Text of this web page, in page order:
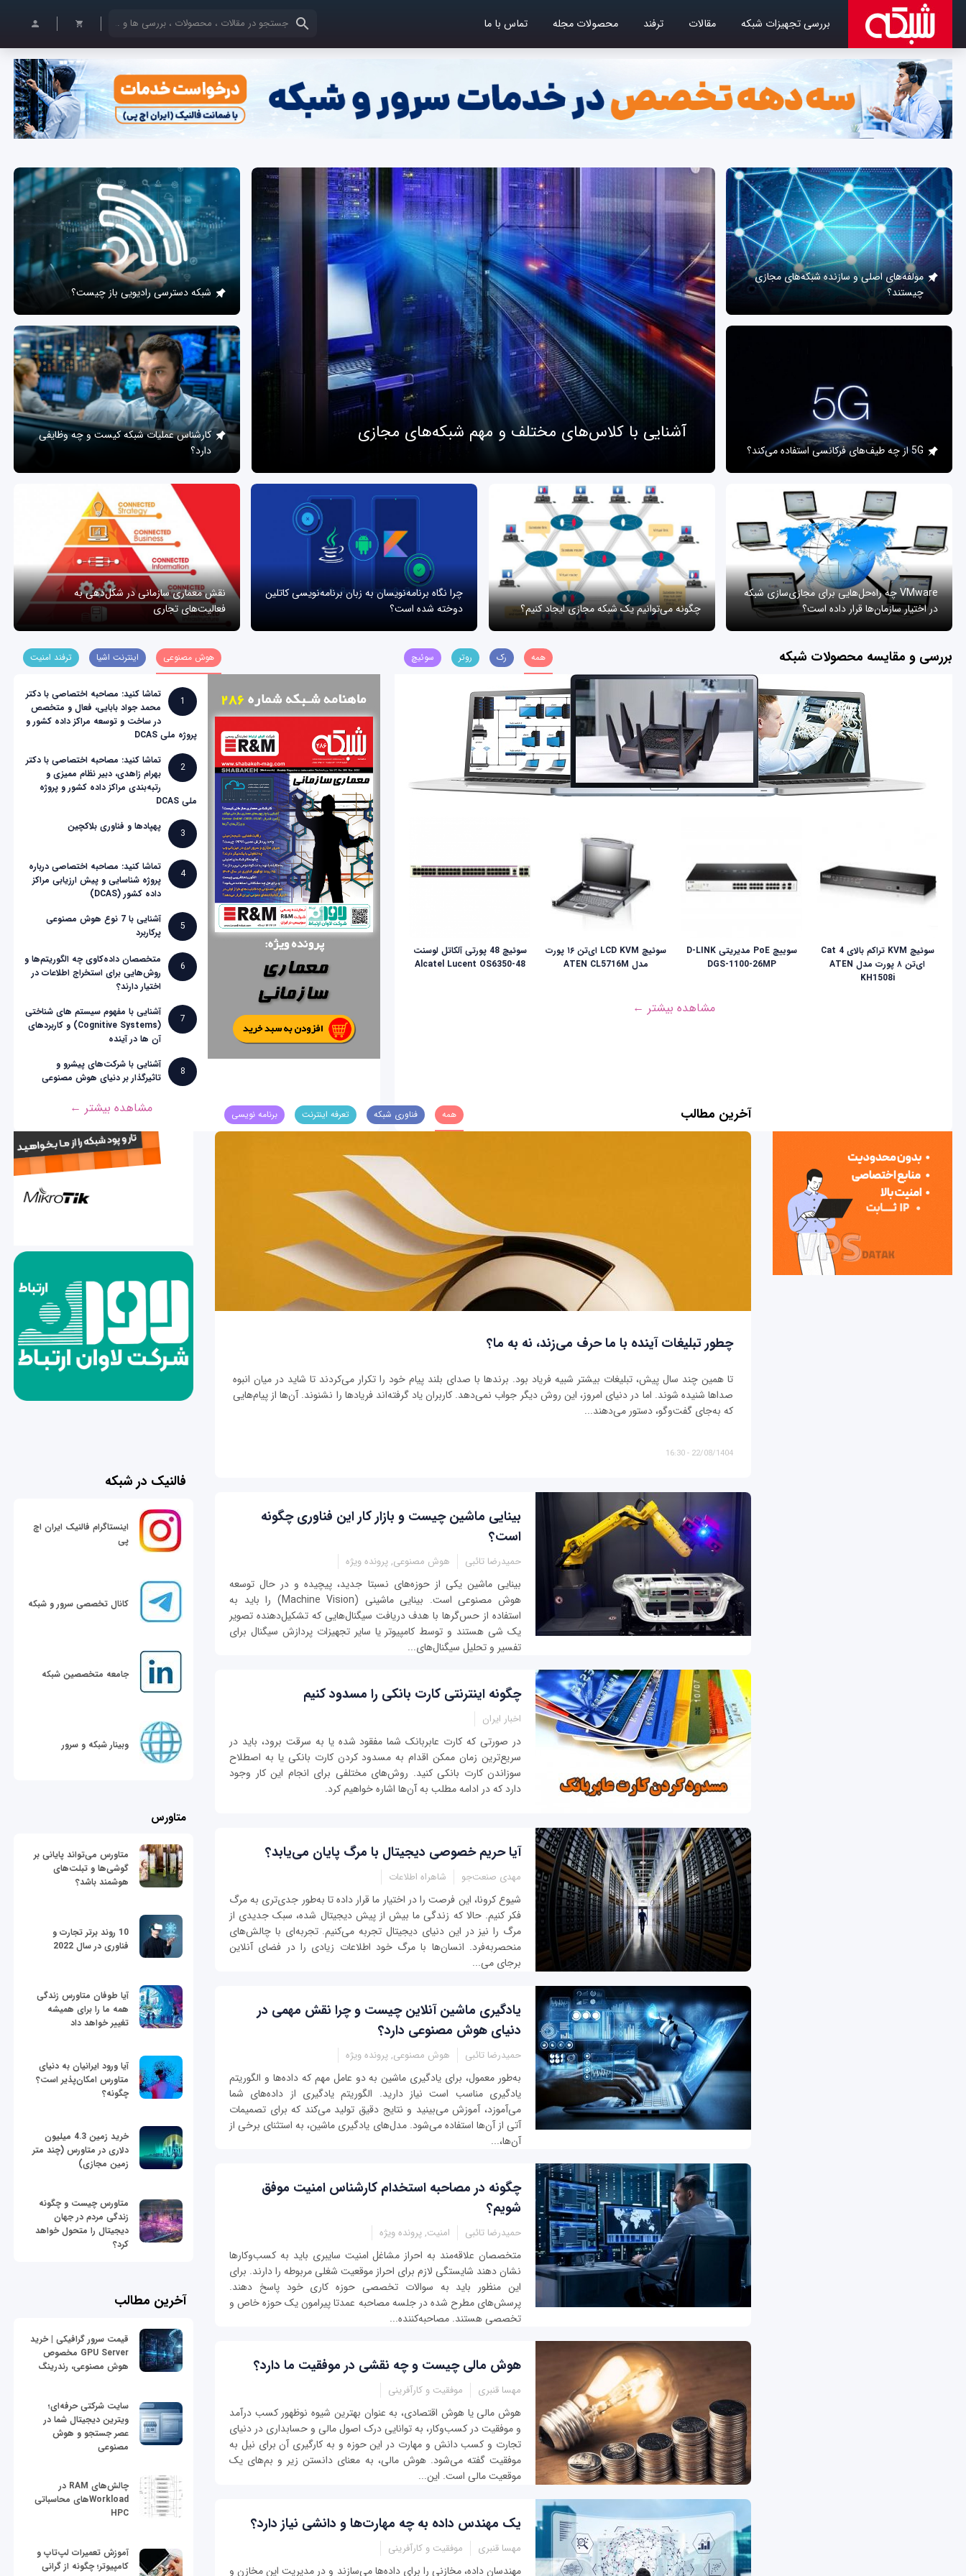
بررسی تجهیزات شبکه مقالات ترفند محصولات مجله تماس با ما کلمات کلیدی خود را وارد کنید
آشنایی با کلاس‌های مختلف و مهم شبکه‌های مجازی
مولفه‌های اصلی و سازنده شبکه‌های مجازی
چیستند؟
5G از چه طیف‌های فرکانسی استفاده می‌کند؟
شبکه دسترسی رادیویی باز چیست؟
کارشناس عملیات شبکه کیست و چه وظایفی
دارد؟
VMware چه راه‌حل‌هایی برای مجازی‌سازی شبکه
در اختیار سازمان‌ها قرار داده است؟
چگونه می‌توانیم یک شبکه مجازی ایجاد کنیم؟
چرا نگاه برنامه‌نویسان به زبان برنامه‌نویسی کاتلین
دوخته شده است؟
نقش معماری سازمانی در شکل‌دهی به
فعالیت‌های تجاری
بررسی و مقایسه محصولات شبکه همه رک روتر سوئیچ
سوئیچ KVM تراکم بالای Cat 4
ای‌تن ۸ پورت مدل ATEN
KH1508i
سوییچ PoE مدیریتی D-LINK
DGS-1100-26MP
سوئيچ LCD KVM ای‌تن ۱۶ پورت
مدل ATEN CL5716M
سوئیچ 48 پورتی آلکاتل لوسنت
Alcatel Lucent OS6350-48
مشاهده بیشتر ←
هوش مصنوعی اینترنت اشیا ترفند امنیت
1
تماشا کنید: مصاحبه اختصاصی با دکتر
محمد جواد بابایی، فعال و متخصص
در ساخت و توسعه مراکز داده کشور و
پروژه ملی DCAS
2
تماشا کنید: مصاحبه اختصاصی با دکتر
بهرام زاهدی، دبیر نظام ممیزی و
رتبه‌بندی مراکز داده کشور و پروژه
ملی DCAS
3
پهپادها و فناوری بلاکچین
4
تماشا کنید: مصاحبه اختصاصی درباره
پروژه شناسایی و پیش ارزیابی مراکز
داده کشور (DCAS)
5
آشنایی با 7 نوع هوش مصنوعی
پرکاربرد
6
متخصصان داده‌کاوی چه الگوریتم‌ها و
روش‌هایی برای استخراج اطلاعات در
اختیار دارند؟
7
آشنایی با مفهوم سیستم های شناختی
(Cognitive Systems) و کاربردهای
آن ها در آینده
8
آشنایی با شرکت‌های پیشرو و
تاثیرگذار بر دنیای هوش مصنوعی
مشاهده بیشتر ← آخرین مطالب همه فناوری شبکه تعرفه اینترنت برنامه نویسی
چطور تبلیغات آینده با ما حرف می‌زند، نه به ما؟
تا همین چند سال پیش، تبلیغات بیشتر شبیه فریاد بود. برندها با صدای بلند پیام خود را تکرار می‌کردند تا شاید در میان انبوه
صداها شنیده شوند. اما در دنیای امروز، این روش دیگر جواب نمی‌دهد. کاربران یاد گرفته‌اند فریادها را نشنوند. آن‌ها از پیام‌هایی
که به‌جای گفت‌وگو، دستور می‌دهند...
22/08/1404 - 16:30
بینایی ماشین چیست و بازار کار این فناوری چگونه
است؟
حمیدرضا تائبی هوش مصنوعی, پرونده ویژه
بینایی ماشین یکی از حوزه‌های نسبتا جدید، پیچیده و در حال توسعه
هوش مصنوعی است. بینایی ماشینی (Machine Vision) را باید به
استفاده از حس‌گرها با هدف دریافت سیگنال‌هایی که تشکیل‌دهنده تصویر
یک شی هستند و توسط کامپیوتر یا سایر تجهیزات پردازش سیگنال برای
تفسیر و تحلیل سیگنال‌های...
چگونه اینترنتی کارت بانکی را مسدود کنیم
اخبار ایران
در صورتی که کارت عابربانک شما مفقود شده یا به سرقت برود، باید در
سریع‌ترین زمان ممکن اقدام به مسدود کردن کارت بانکی یا به اصطلاح
سوزاندن کارت بانکی کنید. روش‌های مختلفی برای انجام این کار وجود
دارد که در ادامه مطلب به آن‌ها اشاره خواهیم کرد.
آیا حریم خصوصی دیجیتال با مرگ پایان می‌یابد؟
مهدی صنعت‌جو شاهراه اطلاعات
شیوع کرونا، این فرصت را در اختیار ما قرار داده تا به‌طور جدی‌تری به مرگ
فکر کنیم. حالا که زندگی ما بیش از پیش دیجیتال شده، سبک جدیدی از
مرگ را نیز در این دنیای دیجیتال تجربه می‌کنیم. تجربه‌ای با چالش‌های
منحصربه‌فرد. انسان‌ها با مرگ خود اطلاعات زیادی را در فضای آنلاین
برجای می‌...
یادگیری ماشین آنلاین چیست و چرا نقش مهمی در
دنیای هوش مصنوعی دارد؟
حمیدرضا تائبی هوش مصنوعی, پرونده ویژه
به‌طور معمول، برای یادگیری ماشین به دو عامل مهم که داده‌ها و الگوریتم
یادگیری مناسب است نیاز دارید. الگوریتم یادگیری از داده‌های شما
می‌آموزد، آموزش می‌بینید و نتایج دقیق تولید می‌کند که برای تصمیمات
آتی از آن‌ها استفاده می‌شود. مدل‌های یادگیری ماشین، به استثنای برخی از
آن‌ها،...
چگونه در مصاحبه استخدام کارشناس امنیت موفق
شویم؟
حمیدرضا تائبی امنیت, پرونده ویژه
متخصصان علاقه‌مند به احراز مشاغل امنیت سایبری باید به کسب‌وکارها
نشان دهند شایستگی لازم برای احراز موقعیت شغلی مربوطه را دارند. برای
این منظور باید به سوالات تخصصی حوزه کاری خود پاسخ دهند.
پرسش‌های مطرح شده در جلسه مصاحبه عمدتا پیرامون یک حوزه خاص و
تخصصی هستند. مصاحبه‌کننده...
هوش مالی چیست و چه نقشی در موفقیت ما دارد؟
مهسا قنبری موفقیت و کارآفرینی
هوش مالی یا هوش اقتصادی، به عنوان بهترین شیوه نوظهور کسب درآمد
و موفقیت در کسب‌و‌کار، به توانایی درک اصول مالی و حسابداری در دنیای
تجارت و کسب دانش و مهارت در این حوزه و به کارگیری آن برای نیل به
موفقیت گفته می‌شود. هوش مالی، به معنای دانستن زیر و بم‌های یک
موقعیت مالی است. این...
یک مهندس داده به چه مهارت‌ها و دانشی نیاز دارد؟
مهسا قنبری موفقیت و کارآفرینی
مهندسان داده، مخازنی را برای داده‌ها می‌سازند و در مدیریت این مخازن و
فالنیک در شبکه
اینستاگرام فالنیک ایران اچ
پی
کانال تخصصی سرور و شبکه
جامعه متخصصین شبکه
وبینار شبکه و سرور
متاورس
متاورس می‌تواند پایانی بر
گوشی‌ها و تبلت‌های
هوشمند باشد؟
10 روند برتر تجارت و
فناوری در سال 2022
آیا طوفان متاورس زندگی
همه ما را برای همیشه
تغییر خواهد داد
آیا ورود ایرانیان به دنیای
متاورس امکان‌پذیر است؟
چگونه؟
خرید زمین 4.3 میلیون
دلاری در متاورس (چند متر
زمین مجازی)
متاورس چیست و چگونه
زندگی مردم در جهان
دیجیتال را متحول خواهد
کرد؟
آخرین مطالب
قیمت سرور گرافیکی | خرید
GPU Server مخصوص
هوش مصنوعی، رندرینگ
سایت شرکتی حرفه‌ای؛
ویترین دیجیتال شما در
عصر جستجو و هوش
مصنوعی
چالش‌های RAM در
Workloadهای محاسباتی
HPC
آموزش تعمیرات لپ‌تاپ و
کامپیوتر؛ چگونه از گرانی